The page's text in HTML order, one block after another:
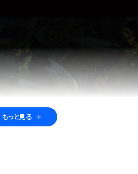
もっと見る ＋